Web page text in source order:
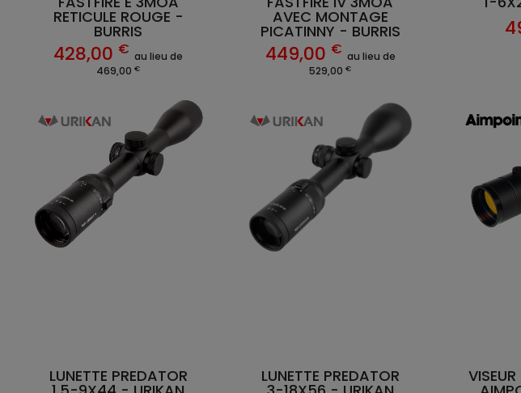
LUNETTE PREDATOR
AVEC MONTAGE
PICATINNY - BURRIS
449,00 € au lieu de
529,00€
LUNETTE PREDATOR
RETICULE ROUGE -
BURRIS
428,00 € au lieu de
469,00€